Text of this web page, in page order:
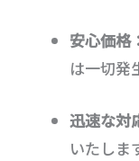
安心価格
は一切発
迅速な対
いたしま